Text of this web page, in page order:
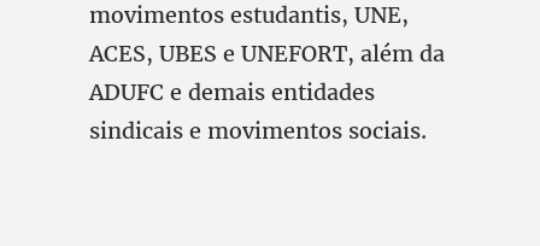
movimentos estudantis, UNE,
ACES, UBES e UNEFORT, além da
ADUFC e demais entidades
sindicais e movimentos sociais.